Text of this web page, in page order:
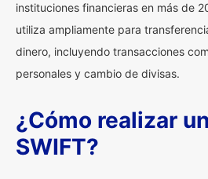
instituciones financieras en más de
utiliza ampliamente para
dinero, incluyendo transacciones
personales y cambio de divisas.
¿Cómo realizar
SWIFT?